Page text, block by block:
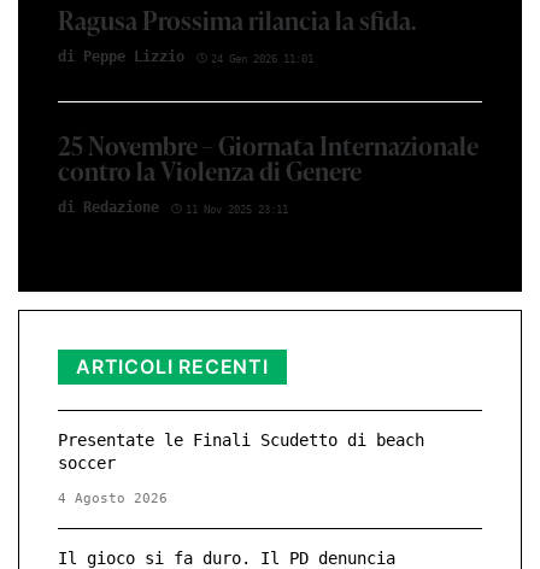
Ragusa Prossima rilancia la sfida.
di Peppe Li­z­zio 24 Gen 2026 11:01
25 Novembre – Giornata Internazionale
contro la Violenza di Genere
di Red­azio­ne 11 Nov 2025 23:11
ARTICOLI RECENTI
Presentate le Finali Scudetto di beach
soccer
4 Agosto 2026
Il gioco si fa duro. Il PD denuncia